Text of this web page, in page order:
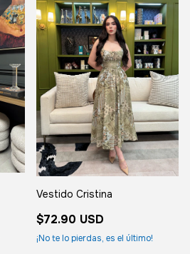
Vestido Cristina
$72.90 USD
¡No te lo pierdas, es el último!